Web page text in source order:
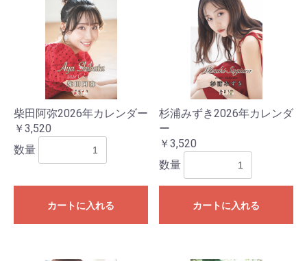
柴田阿弥2026年カレンダー
￥3,520
数量
カートに入れる
杉浦みずき2026年カレンダ
ー
￥3,520
数量
カートに入れる